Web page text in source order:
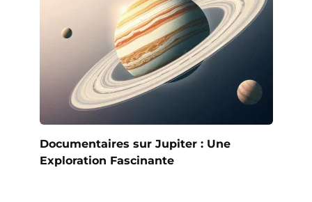
Documentaires sur Jupiter : Une
Exploration Fascinante